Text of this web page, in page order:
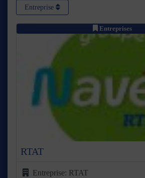
Entreprise
Entreprises
Précédent
RTAT
Entreprise: RTAT